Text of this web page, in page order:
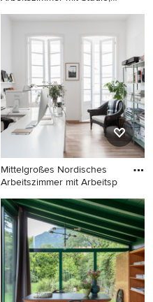
Mittelgroßes Modernes
Arbeitszimmer mit Studio,
weißer Wandfarbe, hellem
Holzboden und Einbau-
Schreibtisch in Madrid
Mittelgroßes Nordisches
Arbeitszimmer mit Arbeitsp
Mittelgroßes Nordisches
Arbeitszimmer mit
Arbeitsplatz, weißer
Wandfarbe, hellem
Holzboden und
freistehendem Schreibtisch
in Sonstige